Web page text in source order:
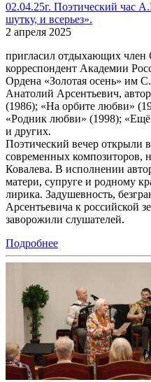
02.04.25г. Поэтический час
шутку, и всерьез».
2 апреля 2025
пригласил отдыхающих член
корреспондент Академии
Ордена «Золотая осень» им
Анатолий Арсентьевич,
(1986); «На орбите любви»
«Родник любви» (1998);
и других.
Поэтический вечер открыли
современных композиторов,
Ковалева. В исполнении
матери, супруге и родному
лирика. Задушевность,
Арсентьевича к российской
заворожили слушателей.
Подробнее